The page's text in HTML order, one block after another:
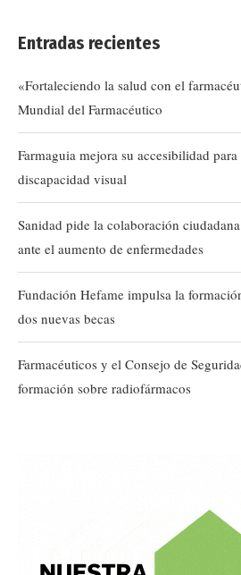
Entradas recientes
«Fortaleciendo la salud con el
Mundial del Farmacéutico
Farmaguia mejora su accesibilidad para
discapacidad visual
Sanidad pide la colaboración
ante el aumento de enfermedades
Fundación Hefame impulsa la
dos nuevas becas
Farmacéuticos y el Consejo de
formación sobre radiofármacos